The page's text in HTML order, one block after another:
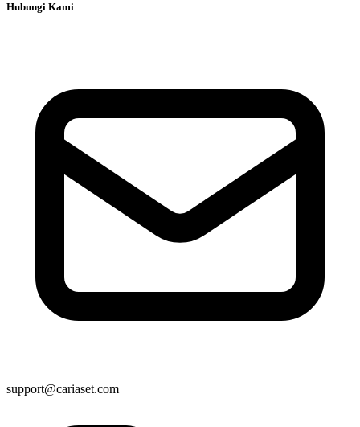
Hubungi Kami
support@cariaset.com